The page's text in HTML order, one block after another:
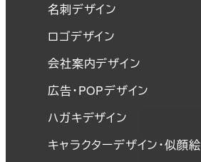
名刺デザイン
ロゴデザイン
会社案内デザイン
広告・POPデザイン
ハガキデザイン
キャラクターデザイン・似顔絵